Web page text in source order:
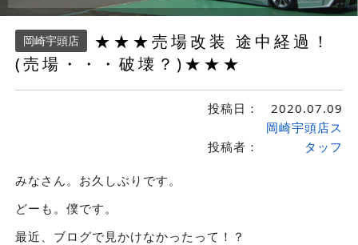
岡崎宇頭店
★★★売場改装 途中経過！
(売場・・・破壊？)★★★
投稿日： 2020.07.09
投稿者：
岡崎宇頭店ス
タッフ
みなさん。お久しぶりです。
どーも。僕です。
最近、ブログで見かけなかったって！？